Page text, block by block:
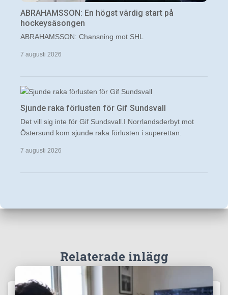
ABRAHAMSSON: En högst värdig start på
hockeysäsongen
ABRAHAMSSON: Chansning mot SHL
7 augusti 2026
Sjunde raka förlusten för Gif Sundsvall
Det vill sig inte för Gif Sundsvall.I Norrlandsderbyt mot
Östersund kom sjunde raka förlusten i superettan.
7 augusti 2026
Relaterade inlägg